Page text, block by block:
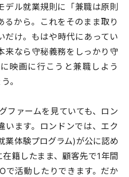
デル就業規則に「兼職は原則
るから。これをそのまま取り
だけ。もはや時代にあってい
来なら守秘義務をしっかり守
映画に行こうと兼職しよう
。
ファームを見ていても、ロン
います。ロンドンでは、エク
業体験プログラム)が公に認め
在籍したまま、顧客先で1年間
で活動したりできます。だか